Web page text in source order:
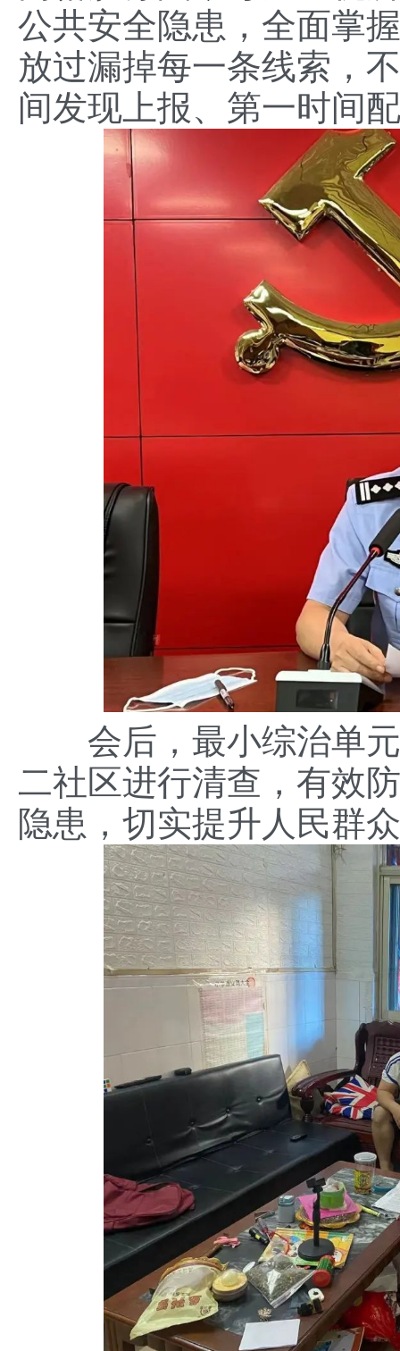
公共安全隐患，全面掌
放过漏掉每一条线索，
间发现上报、第一时间
会后，最小综治单元
二社区进行清查，有效
隐患，切实提升人民群